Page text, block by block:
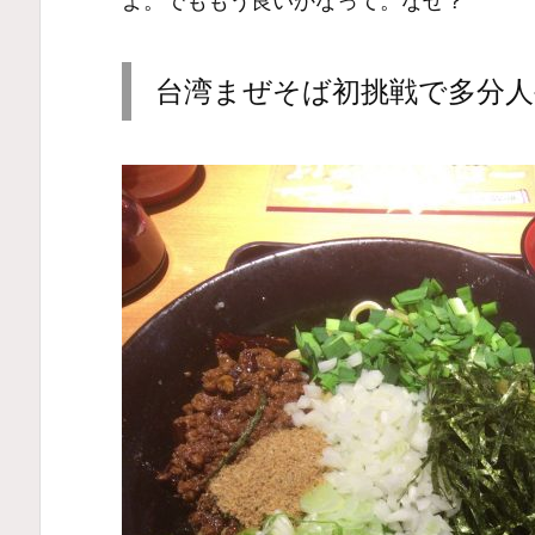
台湾まぜそば初挑戦で多分